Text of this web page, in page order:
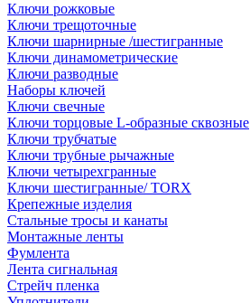
Ключи рожковые
Ключи трещоточные
Ключи шарнирные /шестигранные
Ключи динамометрические
Ключи разводные
Наборы ключей
Ключи свечные
Ключи торцовые L-образные сквозные
Ключи трубчатые
Ключи трубные рычажные
Ключи четырехгранные
Ключи шестигранные/ TORX
Крепежные изделия
Стальные тросы и канаты
Монтажные ленты
Фумлента
Лента сигнальная
Стрейч пленка